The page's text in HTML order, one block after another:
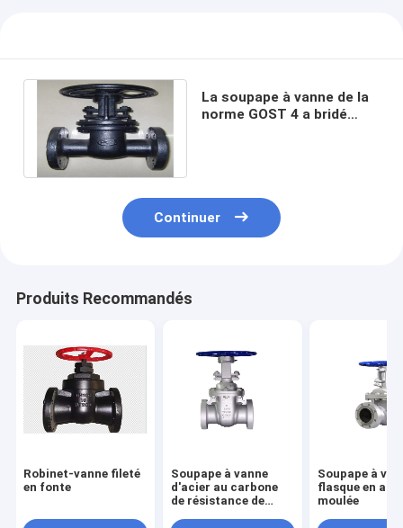
La soupape à vanne de la
norme GOST 4 a bridé
Continuer
Produits Recommandés
Robinet-vanne fileté
en fonte
Soupape à vanne
d'acier au carbone
de résistance de
Soupape à
flasque en
moulée